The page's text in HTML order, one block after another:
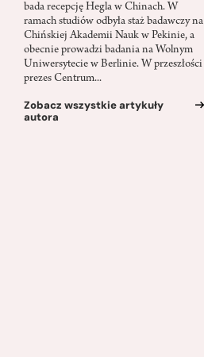
bada recepcję Hegla w Chinach. W
ramach studiów odbyła staż badawczy na
Chińskiej Akademii Nauk w Pekinie, a
obecnie prowadzi badania na Wolnym
Uniwersytecie w Berlinie. W przeszłości
prezes Centrum...
Zobacz wszystkie artykuły
autora